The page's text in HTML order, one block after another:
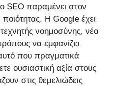
SEO παραμένει στον
Η Google έχει
νοημοσύνης, νέα
να εμφανίζει
που πραγματικά
ουσιαστική αξία στους
στις θεμελιώδεις